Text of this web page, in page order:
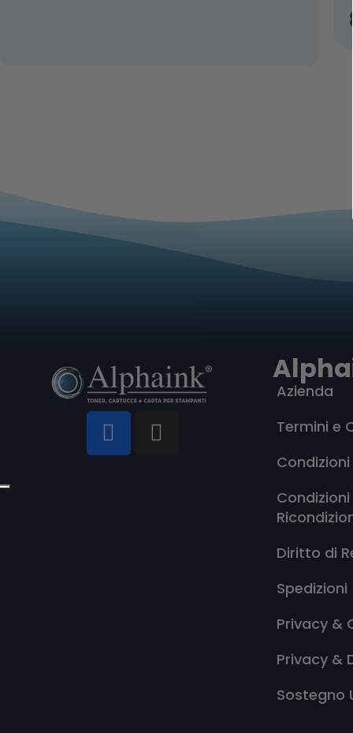
Azienda
Termini e
Diritto di
Spedizioni
Privacy &
Privacy &
Sostegno